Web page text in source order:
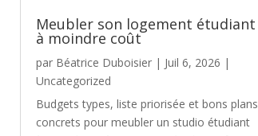
Meubler son logement étudiant
à moindre coût
par Béatrice Duboisier| Juil 6, 2026 |
Uncategorized
Budgets types, liste priorisée et bons plans
concrets pour meubler un studio étudiant